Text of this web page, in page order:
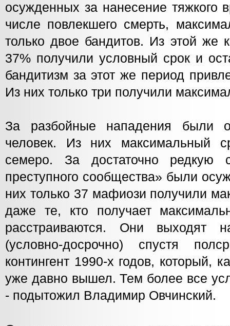
осужденных за нанесение тяжкого
числе повлекшего смерть,
только двое бандитов. Из этой же
37% получили условный срок и
бандитизм за этот же период
Из них только три получили
За разбойные нападения были
человек. Из них максимальный
семеро. За достаточно редкую
преступного сообщества» были
них только 37 мафиози получили
даже те, кто получает
расстраиваются. Они
(условно-досрочно) спустя
контингент 1990-х годов, который,
уже давно вышел. Тем более все
- подытожил Владимир Овчинский.